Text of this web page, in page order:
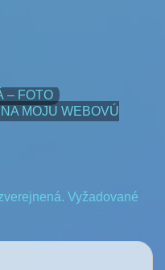
– FOTO
MOJU WEBOVÚ
Vyžadované